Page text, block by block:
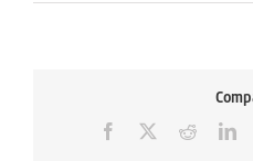
PAC:
Facebook Reddit